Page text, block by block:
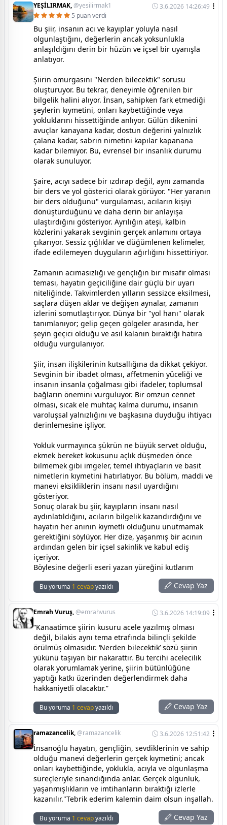
YEŞİLIRMAK,@yesilirmak1
3.6.2026 14:26:49
5 puan verdi
Bu şiir, insanın acı ve kayıplar yoluyla nasıl
olgunlaştığını, değerlerin ancak yoksunlukla
anlaşıldığını derin bir hüzün ve içsel bir uyanışla
anlatıyor.
Şiirin omurgasını "Nerden bilecektik" sorusu
oluşturuyor. Bu tekrar, deneyimle öğrenilen bir
bilgelik halini alıyor. İnsan, sahipken fark etmediği
şeylerin kıymetini, onları kaybettiğinde veya
yokluklarını hissettiğinde anlıyor. Gülün dikenini
avuçlar kanayana kadar, dostun değerini yalnızlık
çalana kadar, sabrın nimetini kapılar kapanana
kadar bilemiyor. Bu, evrensel bir insanlık durumu
olarak sunuluyor.
Şaire, acıyı sadece bir ızdırap değil, aynı zamanda
bir ders ve yol gösterici olarak görüyor. "Her yaranın
bir ders olduğunu" vurgulaması, acıların kişiyi
dönüştürdüğünü ve daha derin bir anlayışa
ulaştırdığını gösteriyor. Ayrılığın ateşi, kalbin
közlerini yakarak sevginin gerçek anlamını ortaya
çıkarıyor. Sessiz çığlıklar ve düğümlenen kelimeler,
ifade edilemeyen duyguların ağırlığını hissettiriyor.
Zamanın acımasızlığı ve gençliğin bir misafir olması
teması, hayatın geçiciliğine dair güçlü bir uyarı
niteliğinde. Takvimlerden yılların sessizce eksilmesi,
saçlara düşen aklar ve değişen aynalar, zamanın
izlerini somutlaştırıyor. Dünya bir "yol hanı" olarak
tanımlanıyor; gelip geçen gölgeler arasında, her
şeyin geçici olduğu ve asıl kalanın bıraktığı hatıra
olduğu vurgulanıyor.
Şiir, insan ilişkilerinin kutsallığına da dikkat çekiyor.
Sevginin bir ibadet olması, affetmenin yüceliği ve
insanın insanla çoğalması gibi ifadeler, toplumsal
bağların önemini vurguluyor. Bir omzun cennet
olması, sıcak ele muhtaç kalma durumu, insanın
varoluşsal yalnızlığını ve başkasına duyduğu ihtiyacı
derinlemesine işliyor.
Yokluk vurmayınca şükrün ne büyük servet olduğu,
ekmek bereket kokusunu açlık düşmeden önce
bilmemek gibi imgeler, temel ihtiyaçların ve basit
nimetlerin kıymetini hatırlatıyor. Bu bölüm, maddi ve
manevi eksikliklerin insanı nasıl uyardığını
gösteriyor.
Sonuç olarak bu şiir, kayıpların insanı nasıl
aydınlatıldığını, acıların bilgelik kazandırdığını ve
hayatın her anının kıymetli olduğunu unutmamak
gerektiğini söylüyor. Her dize, yaşanmış bir acının
ardından gelen bir içsel sakinlik ve kabul ediş
içeriyor.
Böylesine değerli eseri yazan yüreğini kutlarım
Bu yoruma 1 cevapyazıldı Cevap Yaz
Emrah Vuruş,@emrahvurus 3.6.2026 14:19:09
“Kanaatimce şiirin kusuru acele yazılmış olması
değil, bilakis aynı tema etrafında bilinçli şekilde
örülmüş olmasıdır. ‘Nerden bilecektik’ sözü şiirin
yükünü taşıyan bir nakarattır. Bu tercihi acelecilik
olarak yorumlamak yerine, şiirin bütünlüğüne
yaptığı katkı üzerinden değerlendirmek daha
hakkaniyetli olacaktır.”
Bu yoruma 1 cevapyazıldı Cevap Yaz
ramazancelik,@ramazancelik 3.6.2026 12:51:42
İnsanoğlu hayatın, gençliğin, sevdiklerinin ve sahip
olduğu manevi değerlerin gerçek kıymetini; ancak
onları kaybettiğinde, yoklukla, acıyla ve olgunlaşma
süreçleriyle sınandığında anlar. Gerçek olgunluk,
yaşanmışlıkların ve imtihanların bıraktığı izlerle
kazanılır."Tebrik ederim kalemin daim olsun inşallah.
Bu yoruma 1 cevapyazıldı Cevap Yaz